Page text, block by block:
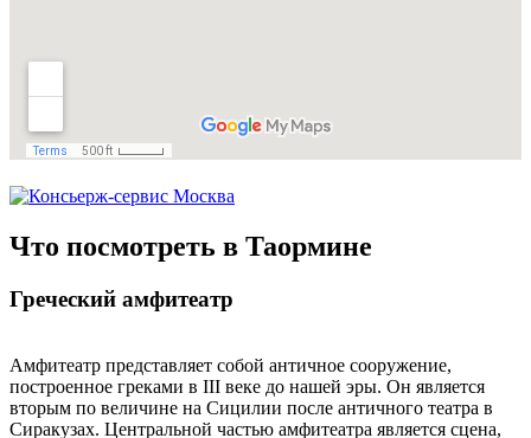
Что посмотреть в Таормине
Греческий амфитеатр
Амфитеатр представляет собой античное сооружение,
построенное греками в III веке до нашей эры. Он является
вторым по величине на Сицилии после античного театра в
Сиракузах. Центральной частью амфитеатра является сцена,